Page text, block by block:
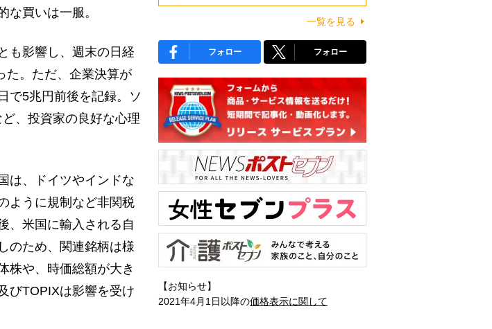
な買いは一服。
も影響し、週末の日経
た。ただ、企業決算が
で5兆円前後を記録。ソ
、投資家の良好な心理
は、ドイツやインドな
ように規制など非関税
、米国に輸入される自
のため、関連銘柄は様
株や、時価総額が大き
びTOPIXは影響を受け
一覧を見る
フォロー フォロー
【お知らせ】
2021年4月1日以降の価格表示に関して